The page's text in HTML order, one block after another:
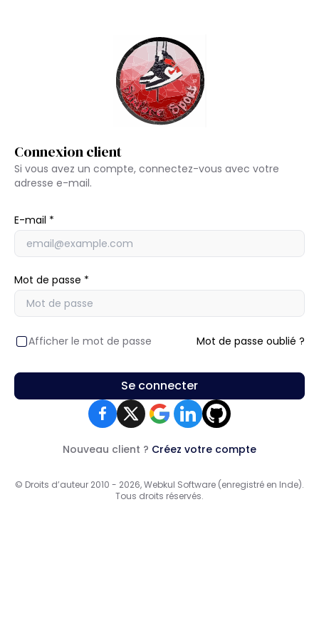
Connexion client
Si vous avez un compte, connectez-vous avec votre
adresse e-mail.
E-mail
Mot de passe
Afficher le mot de passe Mot de passe oublié ?
Se connecter
Nouveau client ? Créez votre compte
© Droits d’auteur 2010 - 2026, Webkul Software (enregistré en Inde).
Tous droits réservés.